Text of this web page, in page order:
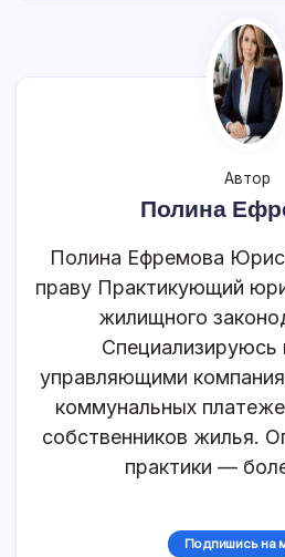
Автор
Полина
Полина Ефремова
праву Практикующий
жилищного
Специализируюсь
управляющими
коммунальных
собственников жилья.
практики —
Подпишись на